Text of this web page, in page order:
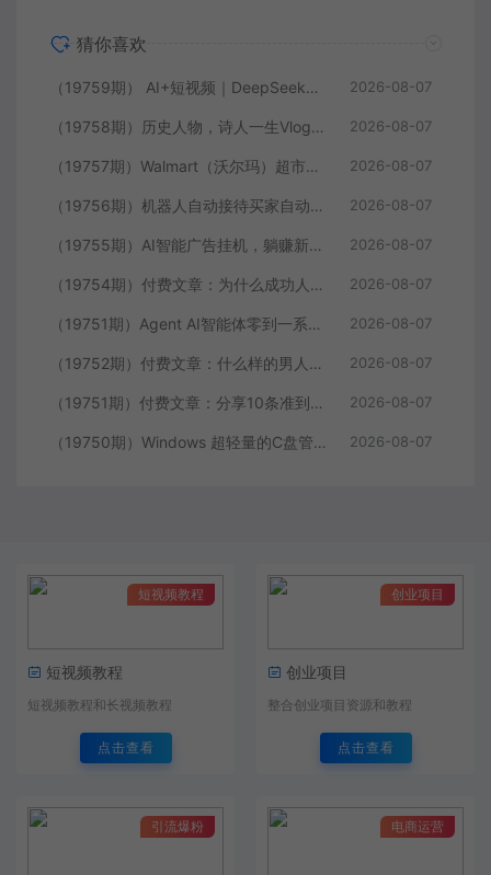
猜你喜欢
（19759期） AI+短视频｜DeepSeek即梦豆包小云雀全工具教学，从账号定位到剪映剪辑，零基础也能快速上手做爆款 2026-08-07
（19758期）历史人物，诗人一生Vlog教学， AI制作丨伙伴计划丨精选收益丨商单收徒 ，新领域红利期，抓紧做 2026-08-07
（19757期）Walmart（沃尔玛）超市浏览标注项目，单账号日收益20+ 单电脑日收益可达1000+带分佣机制 2026-08-07
（19756期）机器人自动接待买家自动发货，跟着系统学拼多多虚拟月入1-5万 2026-08-07
（19755期）AI智能广告挂机，躺赚新模式 设备托管运行，解放双手持续变现 2026-08-07
（19754期）付费文章：为什么成功人士的精力都很旺盛？ 2026-08-07
（19751期）Agent AI智能体零到一系统课；零基础也能学会自动化实战，从核心概念到Coze工作流搭建完整覆盖 2026-08-07
（19752期）付费文章：什么样的男人最让女人无法抵抗？ 2026-08-07
（19751期）付费文章：分享10条准到可怕的识人术术，希望能帮到大家。 2026-08-07
（19750期）Windows 超轻量的C盘管家！超级有特点，支持磁盘分析及清理提醒，2M大小体积，完全免费 C盘管家 2026-08-07
短视频教程
短视频教程
短视频教程和长视频教程
点击查看
创业项目
创业项目
整合创业项目资源和教程
点击查看
引流爆粉 电商运营